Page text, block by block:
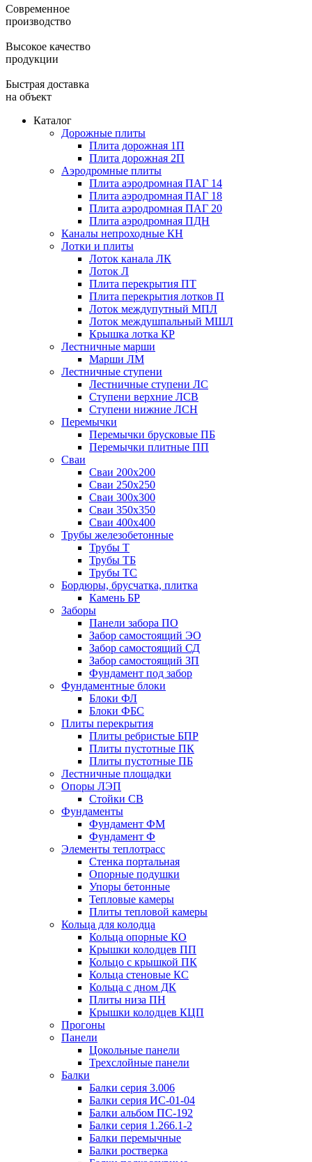
Современное
производство
Высокое качество
продукции
Быстрая доставка
на объект
Каталог
Дорожные плиты
Плита дорожная 1П
Плита дорожная 2П
Аэродромные плиты
Плита аэродромная ПАГ 14
Плита аэродромная ПАГ 18
Плита аэродромная ПАГ 20
Плита аэродромная ПДН
Каналы непроходные КН
Лотки и плиты
Лоток канала ЛК
Лоток Л
Плита перекрытия ПТ
Плита перекрытия лотков П
Лоток междупутный МПЛ
Лоток междушпальный МШЛ
Крышка лотка КР
Лестничные марши
Марши ЛМ
Лестничные ступени
Лестничные ступени ЛС
Ступени верхние ЛСВ
Ступени нижние ЛСН
Перемычки
Перемычки брусковые ПБ
Перемычки плитные ПП
Сваи
Сваи 200х200
Сваи 250х250
Сваи 300х300
Сваи 350х350
Сваи 400х400
Трубы железобетонные
Трубы Т
Трубы ТБ
Трубы ТС
Бордюры, брусчатка, плитка
Камень БР
Заборы
Панели забора ПО
Забор самостоящий ЭО
Забор самостоящий СД
Забор самостоящий ЗП
Фyндамент под забор
Фундаментные блоки
Блоки ФЛ
Блоки ФБС
Плиты перекрытия
Плиты ребристые БПР
Плиты пустотные ПК
Плиты пустотные ПБ
Лестничные площадки
Опоры ЛЭП
Стойки СВ
Фундаменты
Фyндамент ФМ
Фyндамент Ф
Элементы теплотрасс
Стенка портальная
Опорные подушки
Упоры бетонные
Тепловые камеры
Плиты тепловой камеры
Кольца для колодца
Кольца опорные КО
Крышки колодцев ПП
Кольцо с крышкой ПК
Кольца стеновые КС
Кольца с дном ДК
Плиты низа ПН
Крышки колодцев КЦП
Прогоны
Панели
Цокольные панели
Трехслойные панели
Балки
Балки серия 3.006
Балки серия ИС-01-04
Балки альбом ПС-192
Балки серия 1.266.1-2
Балки перемычные
Балки ростверка